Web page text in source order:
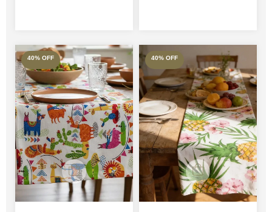
40% OFF 40% OFF